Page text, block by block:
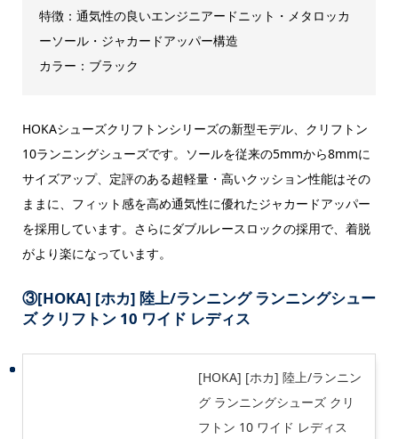
特徴：通気性の良いエンジニアードニット・メタロッカ
ーソール・ジャカードアッパー構造
カラー：ブラック
HOKAシューズクリフトンシリーズの新型モデル、クリフトン
10ランニングシューズです。ソールを従来の5mmから8mmに
サイズアップ、定評のある超軽量・高いクッション性能はその
ままに、フィット感を高め通気性に優れたジャカードアッパー
を採用しています。さらにダブルレースロックの採用で、着脱
がより楽になっています。
③[HOKA] [ホカ] 陸上/ランニング ランニングシュー
ズ クリフトン 10 ワイド レディス
[HOKA] [ホカ] 陸上/ランニン
グ ランニングシューズ クリ
フトン 10 ワイド レディス